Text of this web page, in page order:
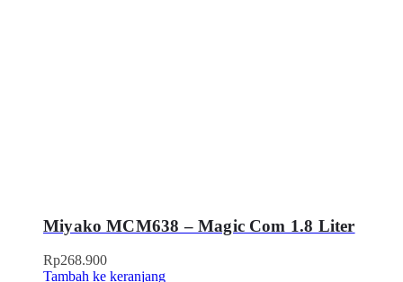
Miyako MCM638 – Magic Com 1.8 Liter
Rp268.900
Tambah ke keranjang